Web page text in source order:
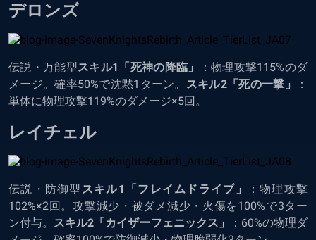
デロンズ
伝説・万能型スキル1「死神の降臨」
：物理攻撃115%のダ
メージ。確率50%で沈黙1ターン。 スキル2「死の一撃」
：
単体に物理攻撃119%のダメージ×5回。
レイチェル
伝説・防御型 スキル1「フレイムドライブ」
：物理攻撃
102%×2回。攻撃減少・被ダメ減少・火傷を100%で3ター
ン付与。 スキル2「カイザーフェニックス」
：60%の物理ダ